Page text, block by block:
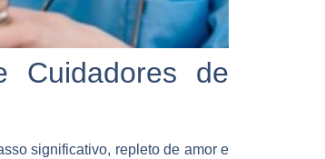
Cuidadores de
significativo, repleto de amor e